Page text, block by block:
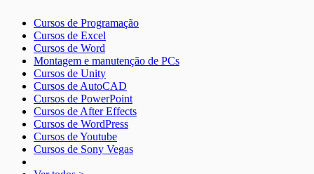
Cursos de Programação
Cursos de Excel
Cursos de Word
Montagem e manutenção de PCs
Cursos de Unity
Cursos de AutoCAD
Cursos de PowerPoint
Cursos de After Effects
Cursos de WordPress
Cursos de Youtube
Cursos de Sony Vegas